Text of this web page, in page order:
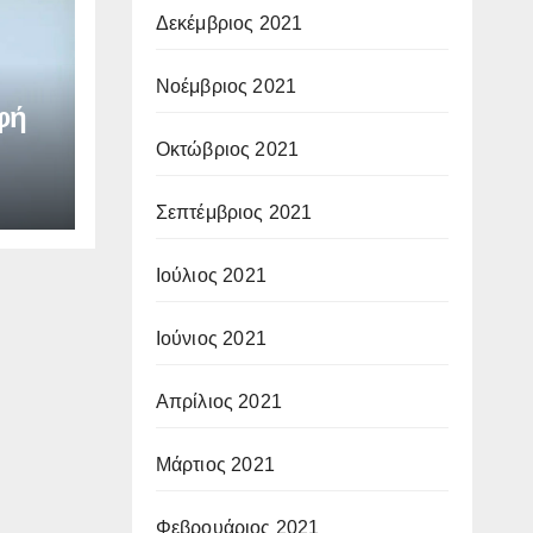
Δεκέμβριος 2021
Νοέμβριος 2021
Οκτώβριος 2021
Σεπτέμβριος 2021
Ιούλιος 2021
Ιούνιος 2021
Απρίλιος 2021
Μάρτιος 2021
Φεβρουάριος 2021